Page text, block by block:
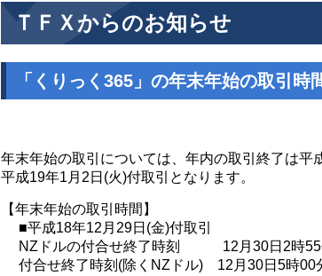
ＴＦＸからのお知らせ
「くりっく365」の年末年始の取引時
年末年始の取引については、年内の取引終了は
平成19年1月2日(火)付取引となります。
【年末年始の取引時間】
■平成18年12月29日(金)付取引
NZドルの付合せ終了時刻 12月30日2時55
付合せ終了時刻(除くNZドル) 12月30日5時00